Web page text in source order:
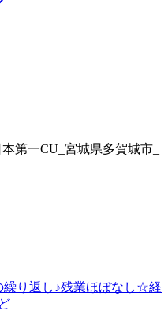
第一CU_宮城県多賀城市_
り返し♪残業ほぼなし☆経